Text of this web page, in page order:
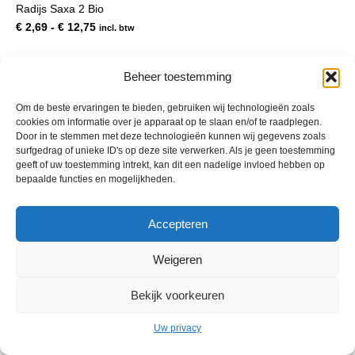
Beheer toestemming
Om de beste ervaringen te bieden, gebruiken wij technologieën zoals
cookies om informatie over je apparaat op te slaan en/of te raadplegen.
Door in te stemmen met deze technologieën kunnen wij gegevens zoals
surfgedrag of unieke ID's op deze site verwerken. Als je geen toestemming
geeft of uw toestemming intrekt, kan dit een nadelige invloed hebben op
bepaalde functies en mogelijkheden.
Accepteren
Weigeren
Bekijk voorkeuren
Uw privacy
gekozen
op
de
productpagina
Radijs Saxa 2 Bio
€ 2,69 - € 12,75Prijsklasse:
€ 12,75
incl. btw
© 2013 - 2026 De Duurzame Tuin KvK Gouda 29029262 - BTW nr
NL001968744B76 Hosting: